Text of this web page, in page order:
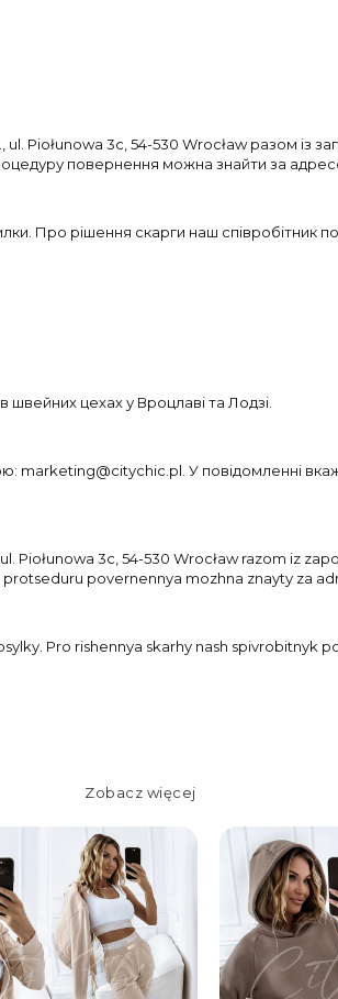
Piołunowa 3c, 54-530 Wrocław разом із
повернення можна знайти за
Про рішення скарги наш
цехах у Вроцлаві та Лодзі.
У повідомленні
Piołunowa 3c, 54-530 Wrocław razom iz
povernennya mozhna znayty za
Pro rishennya skarhy nash spivrobitnyk
Zobacz więcej